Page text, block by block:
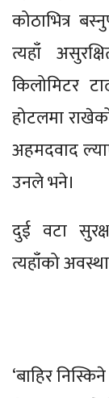
कोठाभित्र
त्यहाँ
किलोमिटर
होटलमा
अहमदवाद
उनले भने।
दुई वटा
त्यहाँको
‘बाहिर